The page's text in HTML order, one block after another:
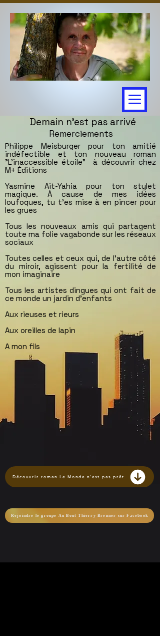
Demain n'est pas arrivé
Remerciements
Philippe Meisburger pour ton amitié
indéfectible et ton nouveau roman
"L’inaccessible étoile" à découvrir chez
M+ Éditions
Yasmine Ait-Yahia pour ton stylet
magique. À cause de mes idées
loufoques, tu t’es mise à en pincer pour
les grues
Tous les nouveaux amis qui partagent
toute ma folie vagabonde sur les réseaux
sociaux
Toutes celles et ceux qui, de l'autre côté
du miroir, agissent pour la fertilité de
mon imaginaire
Tous les artistes dingues qui ont fait de
ce monde un jardin d’enfants
Aux rieuses et rieurs
Aux oreilles de lapin
A mon fils
Découvrir roman Le Monde n'est pas prêt
Rejoindre le groupe Au Bout Thierry Brenner sur Facebook